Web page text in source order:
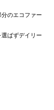
のエコファー
ばずデイリー